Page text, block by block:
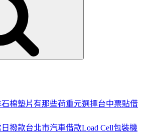
棉墊片有那些荷重元選擇台中票貼借
撥款台北市汽車借款Load Cell包裝機